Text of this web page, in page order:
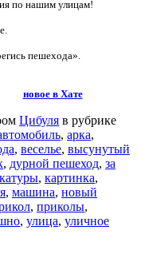
по нашим улицам!
пешехода».
новое в Хате
Цибуля в рубрике
, арка,
, веселье, высунутый
, дурной пешеход, за
, картинка,
, машина, новый
, приколы,
, улица, уличное